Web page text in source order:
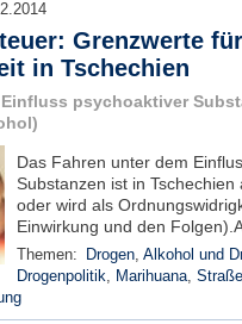
Grenzwerte für
in Tschechien
psychoaktiver
Das Fahren unter dem
Substanzen ist in
oder wird als
Einwirkung und den
Themen: Drogen, Alkohol und
Drogenpolitik, Marihuana,